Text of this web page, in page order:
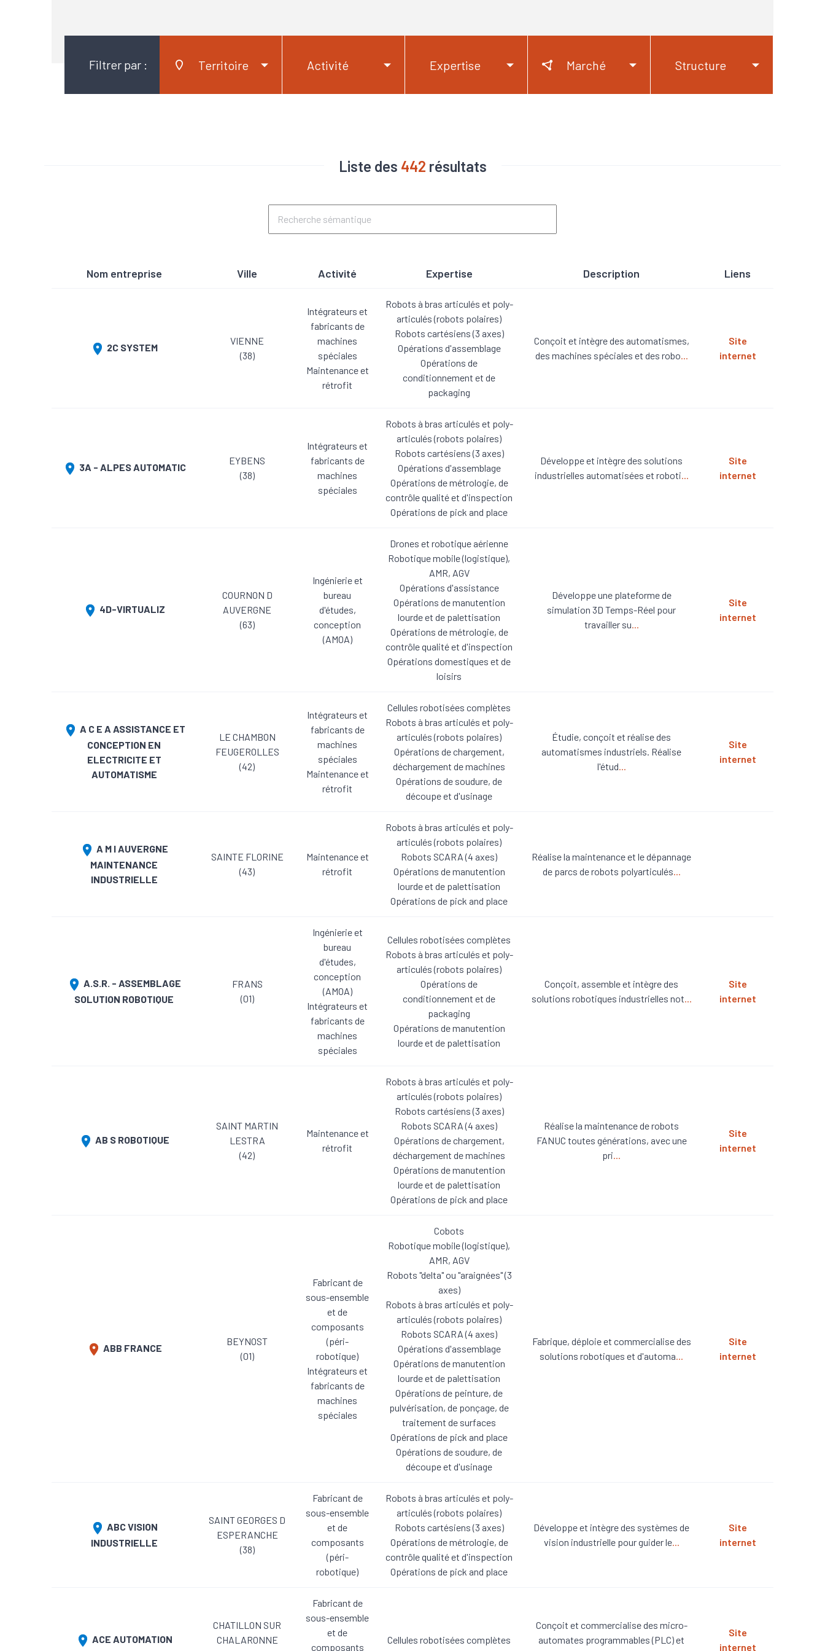
Filtrer par : Territoire Activité Expertise Marché Structure
Liste des 442 résultats
Nom entreprise Ville Activité Expertise Description Liens
2C SYSTEM
VIENNE
(38)
Intégrateurs et
fabricants de
machines
spéciales
Maintenance et
rétrofit
Robots à bras articulés et poly-
articulés (robots polaires)
Robots cartésiens (3 axes)
Opérations d'assemblage
Opérations de
conditionnement et de
packaging
Conçoit et intègre des automatismes,
des machines spéciales et des robo...
Site
internet
3A - ALPES AUTOMATIC
EYBENS
(38)
Intégrateurs et
fabricants de
machines
spéciales
Robots à bras articulés et poly-
articulés (robots polaires)
Robots cartésiens (3 axes)
Opérations d'assemblage
Opérations de métrologie, de
contrôle qualité et d'inspection
Opérations de pick and place
Développe et intègre des solutions
industrielles automatisées et roboti...
Site
internet
4D-VIRTUALIZ
COURNON D
AUVERGNE
(63)
Ingénierie et
bureau
d'études,
conception
(AMOA)
Drones et robotique aérienne
Robotique mobile (logistique),
AMR, AGV
Opérations d'assistance
Opérations de manutention
lourde et de palettisation
Opérations de métrologie, de
contrôle qualité et d'inspection
Opérations domestiques et de
loisirs
Développe une plateforme de
simulation 3D Temps-Réel pour
travailler su...
Site
internet
A C E A ASSISTANCE ET
CONCEPTION EN
ELECTRICITE ET
AUTOMATISME
LE CHAMBON
FEUGEROLLES
(42)
Intégrateurs et
fabricants de
machines
spéciales
Maintenance et
rétrofit
Cellules robotisées complètes
Robots à bras articulés et poly-
articulés (robots polaires)
Opérations de chargement,
déchargement de machines
Opérations de soudure, de
découpe et d'usinage
Étudie, conçoit et réalise des
automatismes industriels. Réalise
l'étud...
Site
internet
A M I AUVERGNE
MAINTENANCE
INDUSTRIELLE
SAINTE FLORINE
(43)
Maintenance et
rétrofit
Robots à bras articulés et poly-
articulés (robots polaires)
Robots SCARA (4 axes)
Opérations de manutention
lourde et de palettisation
Opérations de pick and place
Réalise la maintenance et le dépannage
de parcs de robots polyarticulés...
A.S.R. - ASSEMBLAGE
SOLUTION ROBOTIQUE
FRANS
(01)
Ingénierie et
bureau
d'études,
conception
(AMOA)
Intégrateurs et
fabricants de
machines
spéciales
Cellules robotisées complètes
Robots à bras articulés et poly-
articulés (robots polaires)
Opérations de
conditionnement et de
packaging
Opérations de manutention
lourde et de palettisation
Conçoit, assemble et intègre des
solutions robotiques industrielles not...
Site
internet
AB S ROBOTIQUE
SAINT MARTIN
LESTRA
(42)
Maintenance et
rétrofit
Robots à bras articulés et poly-
articulés (robots polaires)
Robots cartésiens (3 axes)
Robots SCARA (4 axes)
Opérations de chargement,
déchargement de machines
Opérations de manutention
lourde et de palettisation
Opérations de pick and place
Réalise la maintenance de robots
FANUC toutes générations, avec une
pri...
Site
internet
ABB FRANCE
BEYNOST
(01)
Fabricant de
sous-ensemble
et de
composants
(péri-
robotique)
Intégrateurs et
fabricants de
machines
spéciales
Cobots
Robotique mobile (logistique),
AMR, AGV
Robots "delta" ou "araignées" (3
axes)
Robots à bras articulés et poly-
articulés (robots polaires)
Robots SCARA (4 axes)
Opérations d'assemblage
Opérations de manutention
lourde et de palettisation
Opérations de peinture, de
pulvérisation, de ponçage, de
traitement de surfaces
Opérations de pick and place
Opérations de soudure, de
découpe et d'usinage
Fabrique, déploie et commercialise des
solutions robotiques et d'automa...
Site
internet
ABC VISION
INDUSTRIELLE
SAINT GEORGES D
ESPERANCHE
(38)
Fabricant de
sous-ensemble
et de
composants
(péri-
robotique)
Robots à bras articulés et poly-
articulés (robots polaires)
Robots cartésiens (3 axes)
Opérations de métrologie, de
contrôle qualité et d'inspection
Opérations de pick and place
Développe et intègre des systèmes de
vision industrielle pour guider le...
Site
internet
ACE AUTOMATION
CHATILLON SUR
CHALARONNE
Fabricant de
sous-ensemble
et de
composants
Cellules robotisées complètes
Conçoit et commercialise des micro-
automates programmables (PLC) et
Site
internet